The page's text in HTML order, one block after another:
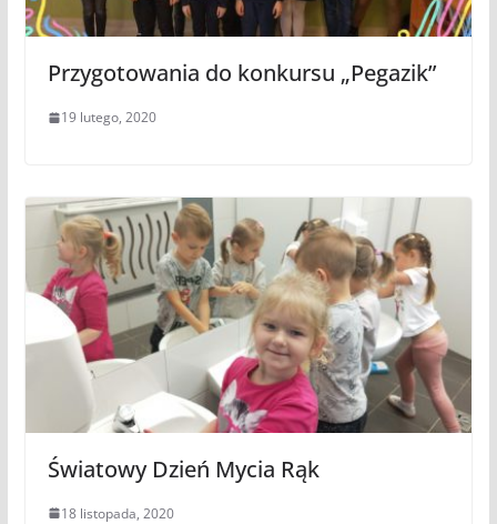
Przygotowania do konkursu „Pegazik”
19 lutego, 2020
Światowy Dzień Mycia Rąk
18 listopada, 2020